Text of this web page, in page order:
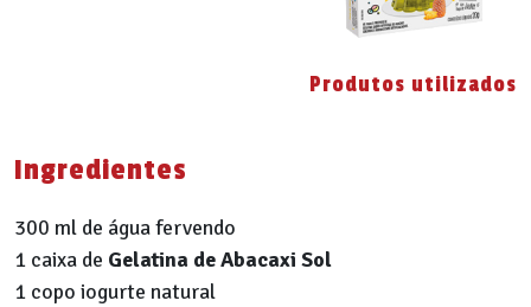
Produtos utilizados
Ingredientes
300 ml de água fervendo
1 caixa de Gelatina de Abacaxi Sol
1 copo iogurte natural